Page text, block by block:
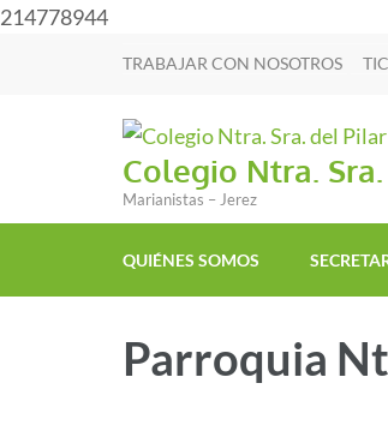
214778944
TRABAJAR CON NOSOTROS
Colegio Ntra.
Marianistas – Jerez
QUIÉNES SOMOS
Parroquia